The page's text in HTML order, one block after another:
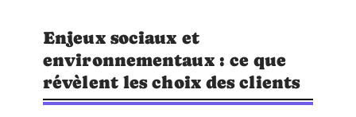
Enjeux sociaux et
environnementaux : ce que
révèlent les choix des clients